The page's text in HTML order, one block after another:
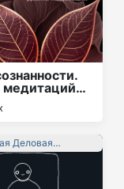
медитаций
Деловая